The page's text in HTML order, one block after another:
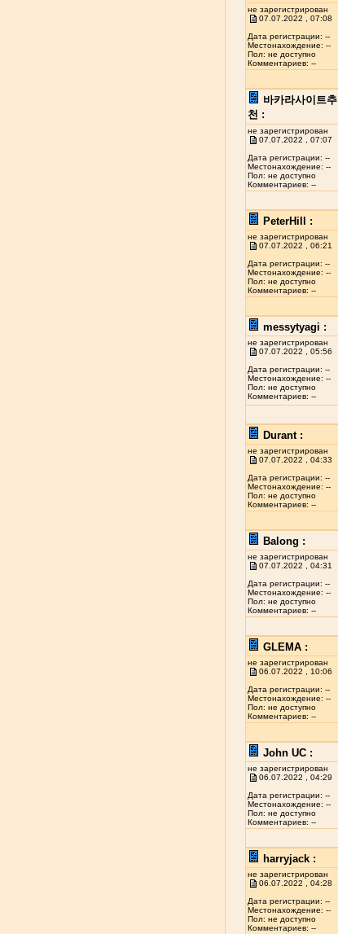
не зарегистрирован
07.07.2022 , 07:08
Дата регистрации: --
Местонахождение: --
Пол: не доступно
Комментариев: --
바카라사이트추
천 :
не зарегистрирован
07.07.2022 , 07:07
Дата регистрации: --
Местонахождение: --
Пол: не доступно
Комментариев: --
PeterHill :
не зарегистрирован
07.07.2022 , 06:21
Дата регистрации: --
Местонахождение: --
Пол: не доступно
Комментариев: --
messytyagi :
не зарегистрирован
07.07.2022 , 05:56
Дата регистрации: --
Местонахождение: --
Пол: не доступно
Комментариев: --
Durant :
не зарегистрирован
07.07.2022 , 04:33
Дата регистрации: --
Местонахождение: --
Пол: не доступно
Комментариев: --
Balong :
не зарегистрирован
07.07.2022 , 04:31
Дата регистрации: --
Местонахождение: --
Пол: не доступно
Комментариев: --
GLEMA :
не зарегистрирован
06.07.2022 , 10:06
Дата регистрации: --
Местонахождение: --
Пол: не доступно
Комментариев: --
John UC :
не зарегистрирован
06.07.2022 , 04:29
Дата регистрации: --
Местонахождение: --
Пол: не доступно
Комментариев: --
harryjack :
не зарегистрирован
06.07.2022 , 04:28
Дата регистрации: --
Местонахождение: --
Пол: не доступно
Комментариев: --